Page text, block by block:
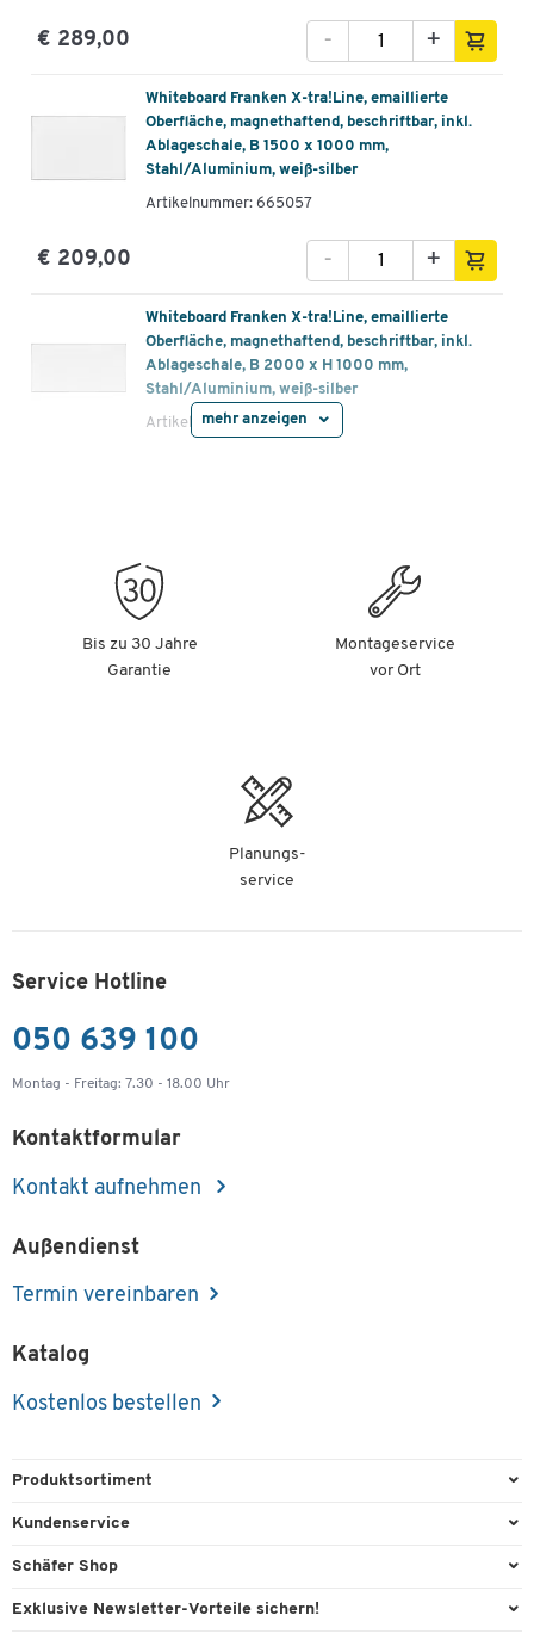
€ 289,00 +
-
Whiteboard Franken X-tra!Line, emaillierte
Oberfläche, magnethaftend, beschriftbar, inkl.
Ablageschale, B 1500 x 1000 mm,
Stahl/Aluminium, weiß-silber
Artikelnummer: 665057
€ 209,00 +
-
Whiteboard Franken X-tra!Line, emaillierte
Oberfläche, magnethaftend, beschriftbar, inkl.
Ablageschale, B 2000 x H 1000 mm,
Stahl/Aluminium, weiß-silber
Artikelnummer: 665058
Ablageschale, B 600 x H 450 mm,
Stahl/Aluminium, weiß-silber
Artikelnummer: 665059
mehr anzeigen
Bis zu 30 Jahre
Garantie
Montageservice
vor Ort
Planungs-
service
Service Hotline
050 639 100
Montag - Freitag: 7.30 - 18.00 Uhr
Kontaktformular
Kontakt aufnehmen
Außendienst
Termin vereinbaren
Katalog
Kostenlos bestellen
Produktsortiment
Büroausstattung
Kundenservice
Direktbestellung
Schäfer Shop
Services & Leistungen
Exklusive Newsletter-Vorteile sichern!